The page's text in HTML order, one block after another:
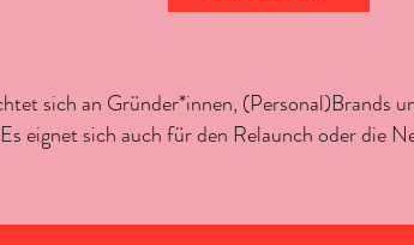
sich an Gründer*innen, (Personal)Brands
eignet sich auch für den Relaunch oder die